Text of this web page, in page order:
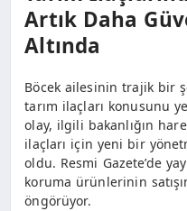
Artık Daha
Altında
Böcek ailesinin trajik bir
tarım ilaçları konusunu
olay, ilgili bakanlığın
ilaçları için yeni bir
oldu. Resmi Gazete’de
koruma ürünlerinin
öngörüyor.